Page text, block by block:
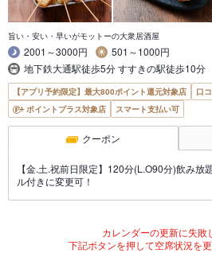
旨い・安い・早いがモットーの大衆居酒屋
2001～3000円
501～1000円
地下鉄大通駅徒歩5分 すすきの駅徒歩10分
【アプリ予約限定】最大800ポイント還元対象店
口
ポイントプラス対象店
スマート支払い可
クーポン
【金.土.祝前日限定】120分(L.O90分)飲み
ル付きに変更可！
カレンダーの更新に失敗
下記ボタンを押して空席状況を更